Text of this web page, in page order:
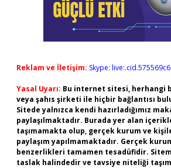
Reklam ve İletişim: Skype:
Yasal Uyarı: Bu internet sitesi, herhangi
veya şahıs şirketi ile hiçbir bağlantısı
Sitede yalnızca kendi hazırladığımız
paylaşılmaktadır. Burada yer alan
taşımamakta olup, gerçek kurum ve
paylaşım yapılmamaktadır. Gerçek
benzerlikleri tamamen tesadüfidir.
taslak halindedir ve tavsiye niteliği